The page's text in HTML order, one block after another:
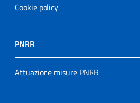
Cookie policy
PNRR
Attuazione misure PNRR